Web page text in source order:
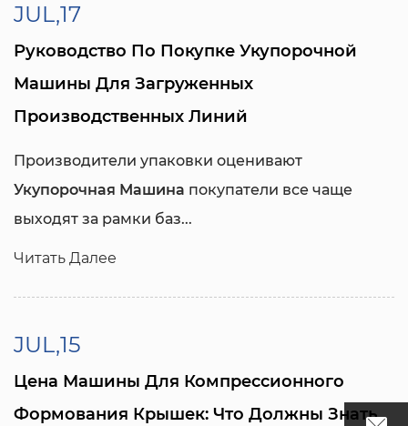
JUL,17
Руководство По Покупке Укупорочной
Машины Для Загруженных
Производственных Линий
Производители упаковки оценивают
Укупорочная Машина покупатели все чаще
выходят за рамки баз...
Читать Далее
JUL,15
Цена Машины Для Компрессионного
Формования Крышек: Что Должны Знать